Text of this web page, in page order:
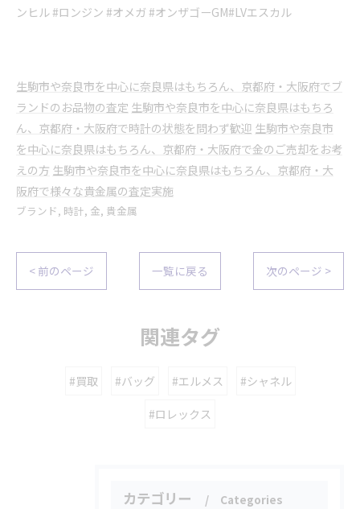
ンヒル #ロンジン #オメガ #オンザゴーGM#LVエスカル
生駒市や奈良市を中心に奈良県はもちろん、京都府・大阪府でブ
ランドのお品物の査定 生駒市や奈良市を中心に奈良県はもちろ
ん、京都府・大阪府で時計の状態を問わず歓迎 生駒市や奈良市
を中心に奈良県はもちろん、京都府・大阪府で金のご売却をお考
えの方 生駒市や奈良市を中心に奈良県はもちろん、京都府・大
阪府で様々な貴金属の査定実施
ブランド 時計 金 貴金属
< 前のページ 一覧に戻る 次のページ >
関連タグ
#買取 #バッグ #エルメス #シャネル
#ロレックス
カテゴリー Categories